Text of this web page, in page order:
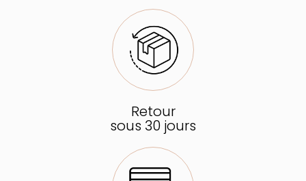
Retour
sous 30 jours